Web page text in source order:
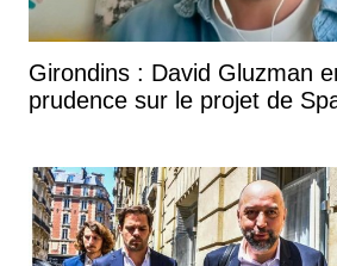
Girondins : David Gluzman
prudence sur le projet de